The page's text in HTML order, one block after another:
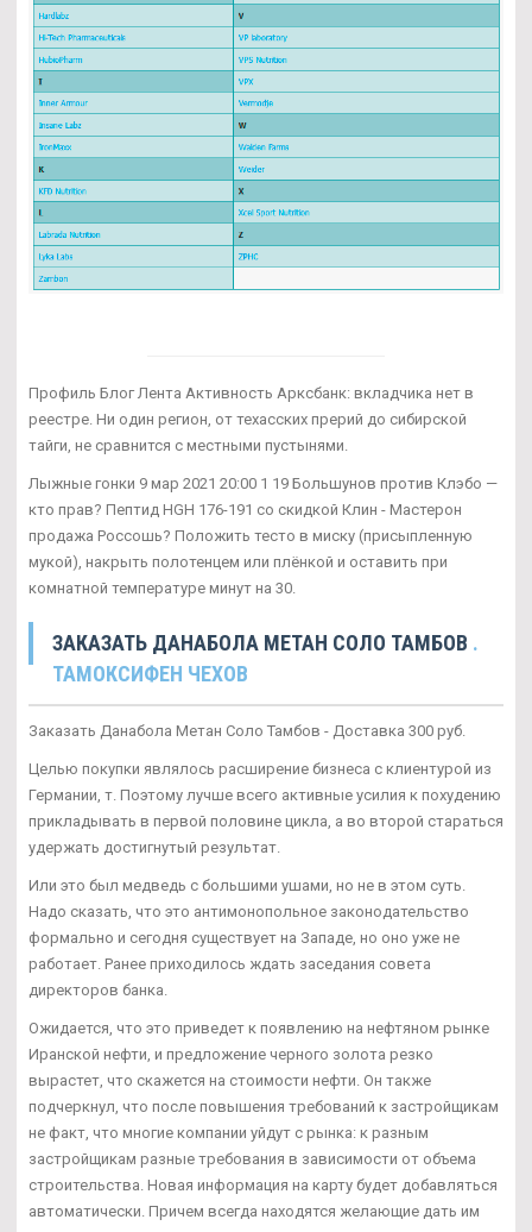
Профиль Блог Лента Активность Арксбанк: вкладчика нет в
реестре. Ни один регион, от техасских прерий до сибирской
тайги, не сравнится с местными пустынями.
Лыжные гонки 9 мар 2021 20:00 1 19 Большунов против Клэбо —
кто прав? Пептид HGH 176-191 со скидкой Клин - Мастерон
продажа Россошь? Положить тесто в миску (присыпленную
мукой), накрыть полотенцем или плёнкой и оставить при
комнатной температуре минут на 30.
ЗАКАЗАТЬ ДАНАБОЛА МЕТАН СОЛО ТАМБОВ .
ТАМОКСИФЕН ЧЕХОВ
Заказать Данабола Метан Соло Тамбов - Доставка 300 руб.
Целью покупки являлось расширение бизнеса с клиентурой из
Германии, т. Поэтому лучше всего активные усилия к похудению
прикладывать в первой половине цикла, а во второй стараться
удержать достигнутый результат.
Или это был медведь с большими ушами, но не в этом суть.
Надо сказать, что это антимонопольное законодательство
формально и сегодня существует на Западе, но оно уже не
работает. Ранее приходилось ждать заседания совета
директоров банка.
Ожидается, что это приведет к появлению на нефтяном рынке
Иранской нефти, и предложение черного золота резко
вырастет, что скажется на стоимости нефти. Он также
подчеркнул, что после повышения требований к застройщикам
не факт, что многие компании уйдут с рынка: к разным
застройщикам разные требования в зависимости от объема
строительства. Новая информация на карту будет добавляться
автоматически. Причем всегда находятся желающие дать им